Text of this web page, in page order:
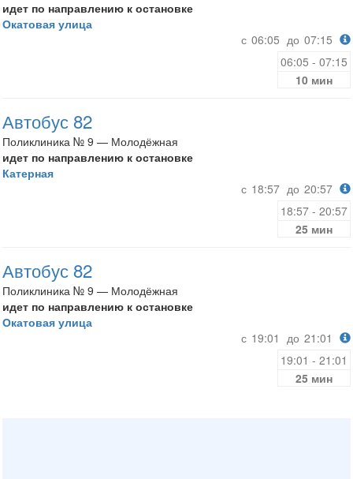
идет по направлению к остановке
Окатовая улица
с 06:05 до 07:15
06:05 - 07:15
10 мин
Автобус 82
Поликлиника № 9 — Молодёжная
идет по направлению к остановке
Катерная
с 18:57 до 20:57
18:57 - 20:57
25 мин
Автобус 82
Поликлиника № 9 — Молодёжная
идет по направлению к остановке
Окатовая улица
с 19:01 до 21:01
19:01 - 21:01
25 мин